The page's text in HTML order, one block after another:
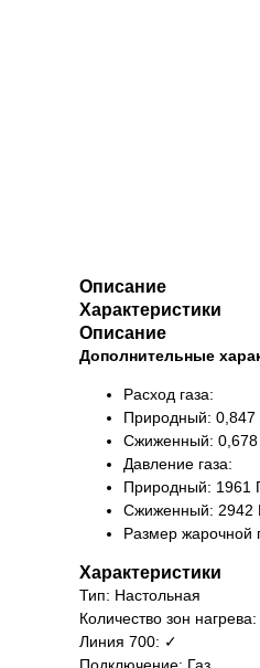
Описание
Характеристики
Описание
Дополнительные
Расход газа:
Природный: 0,847
Сжиженный: 0,678
Давление газа:
Природный: 1961
Сжиженный: 2942
Размер жарочной
Характеристики
Тип: Настольная
Количество зон нагрева:
Линия 700: ✓